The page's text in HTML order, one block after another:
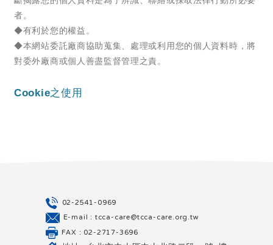
02-2541-0969
E-mail : tcca-care@tcca-care.org.tw
FAX : 02-2717-3696